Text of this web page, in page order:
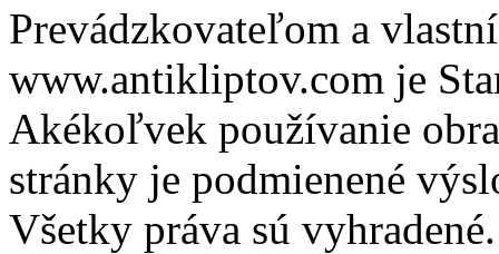
Prevádzkovateľom a
www.antikliptov.com je
Akékoľvek používanie
stránky je podmienené
Všetky práva sú vyhradené.